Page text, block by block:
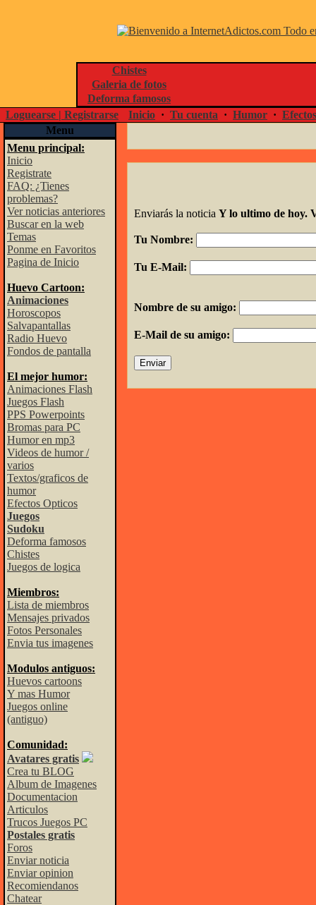
Chistes
Galeria de fotos
Deforma famosos
Loguearse | Registrarse
Inicio · Tu cuenta · Humor ·
Menu
Menu principal:
Inicio
Registrate
FAQ: ¿Tienes
problemas?
Ver noticias anteriores
Buscar en la web
Temas
Ponme en Favoritos
Pagina de Inicio
Huevo Cartoon:
Animaciones
Horoscopos
Salvapantallas
Radio Huevo
Fondos de pantalla
El mejor humor:
Animaciones Flash
Juegos Flash
PPS Powerpoints
Bromas para PC
Humor en mp3
Videos de humor /
varios
Textos/graficos de
humor
Efectos Opticos
Juegos
Sudoku
Deforma famosos
Chistes
Juegos de logica
Miembros:
Lista de miembros
Mensajes privados
Fotos Personales
Envia tus imagenes
Modulos antiguos:
Huevos cartoons
Y mas Humor
Juegos online
(antiguo)
Comunidad:
Avatares gratis
Crea tu BLOG
Album de Imagenes
Documentacion
Articulos
Trucos Juegos PC
Postales gratis
Foros
Enviar noticia
Enviar opinion
Recomiendanos
Chatear
Enviarás la noticia Y lo ultimo de hoy.
Tu Nombre:
Tu E-Mail:
Nombre de su amigo:
E-Mail de su amigo: